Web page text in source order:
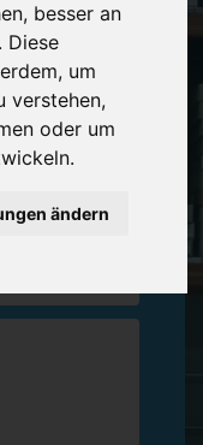
besser an
Diese
um
verstehen,
oder um
ändern
Rückruf
Nachricht.